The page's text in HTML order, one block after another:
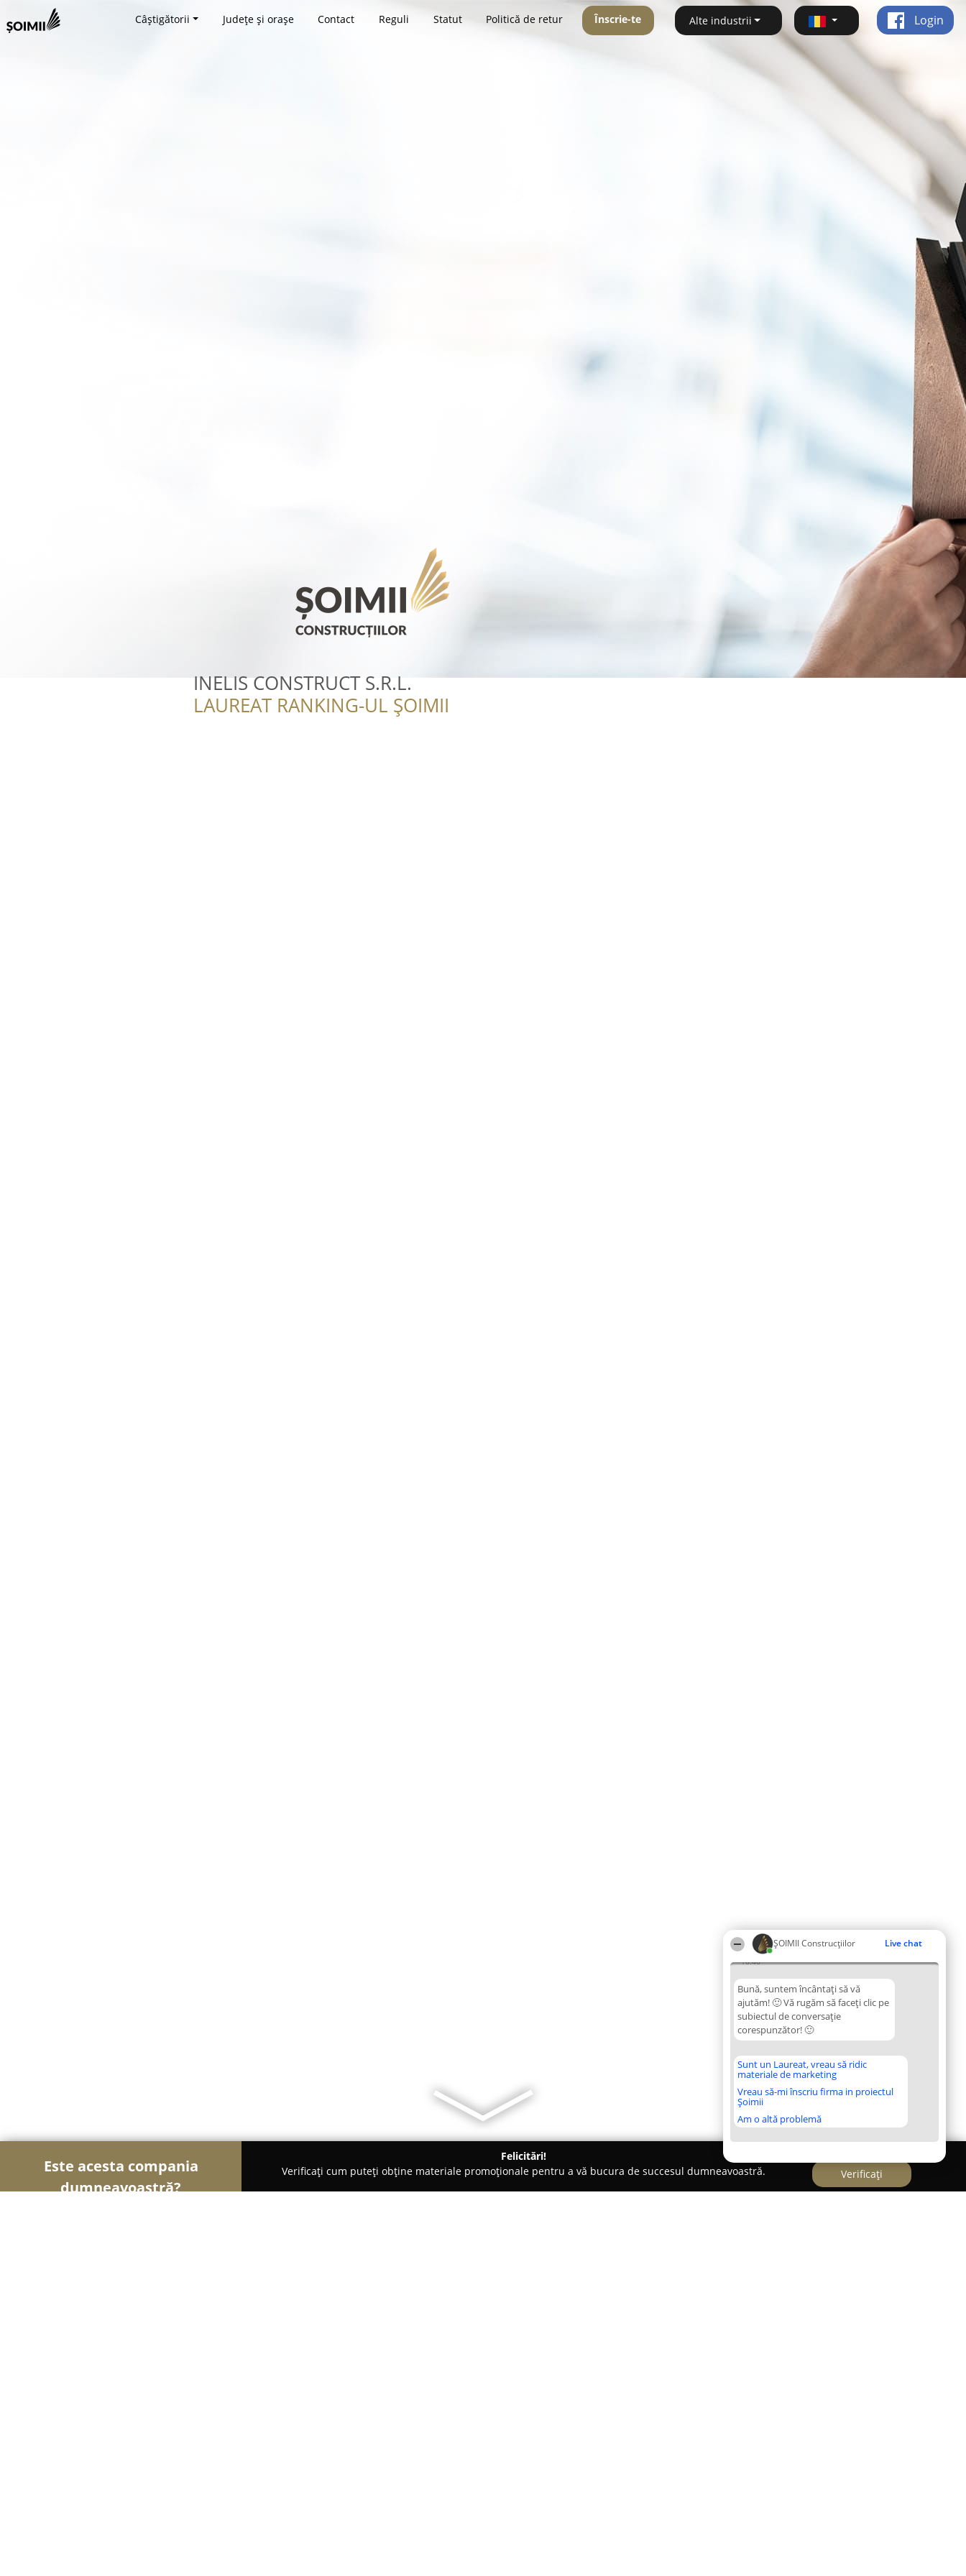
ȘOIMII Construcțiilor Live chat
16:46
Bună, suntem încântați să vă
ajutăm! 🙂 Vă rugăm să faceți clic pe
subiectul de conversație
corespunzător! 🙂
Sunt un Laureat, vreau să ridic
materiale de marketing
Vreau să-mi înscriu firma in proiectul
Șoimii
Am o altă problemă
Câștigătorii Județe și orașe Contact Reguli Statut Politică de retur Înscrie-te Alte industrii Login
INELIS CONSTRUCT S.R.L.
LAUREAT RANKING-UL ȘOIMII
Este acesta compania
dumneavoastră?
Felicitări!
Verificați cum puteți obține materiale promoționale pentru a vă bucura de succesul dumneavoastră.
Verificați